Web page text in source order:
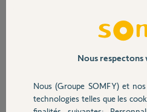
Sécurité
Un pro vient de m'installer un moteur
celui ci m'annonce que je peux le
Je précise que le moteur est relié en
Par ailleurs je n'ai aucune idée de
Nous
Nous (Groupe SOMFY) et
technologies telles que les